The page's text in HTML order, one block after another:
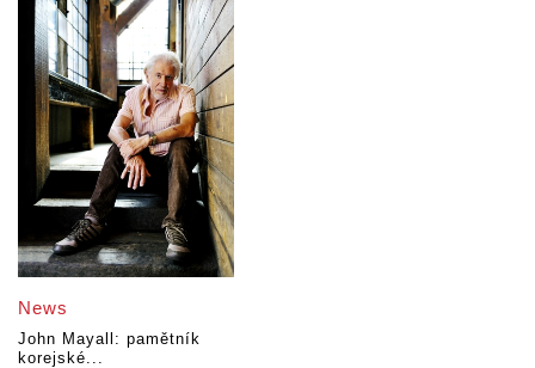
News
John Mayall: pamětník
korejské...